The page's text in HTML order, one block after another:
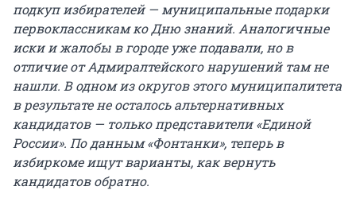
подкуп избирателей — муниципальные подарки
первоклассникам ко Дню знаний. Аналогичные
иски и жалобы в городе уже подавали, но в
отличие от Адмиралтейского нарушений там не
нашли. В одном из округов этого муниципалитета
в результате не осталось альтернативных
кандидатов — только представители «Единой
России». По данным «Фонтанки», теперь в
избиркоме ищут варианты, как вернуть
кандидатов обратно.